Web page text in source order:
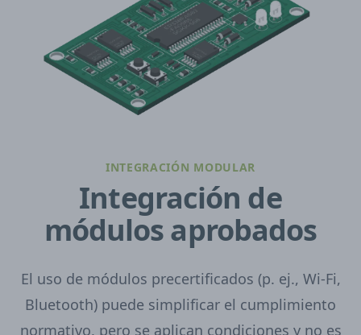
INTEGRACIÓN MODULAR
Integración de
módulos aprobados
El uso de módulos precertificados (p. ej., Wi-Fi,
Bluetooth) puede simplificar el cumplimiento
normativo, pero se aplican condiciones y no es